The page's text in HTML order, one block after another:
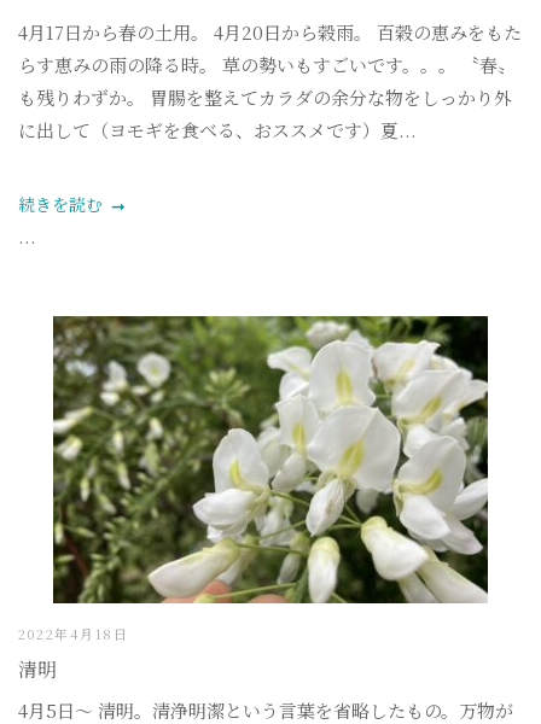
4月17日から春の土用。 4月20日から穀雨。 百穀の恵みをもた
らす恵みの雨の降る時。 草の勢いもすごいです。。。 〝春〟
も残りわずか。 胃腸を整えてカラダの余分な物をしっかり外
に出して（ヨモギを食べる、おススメです）夏...
続きを読む
...
2022年4月18日
清明
4月5日〜 清明。清浄明潔という言葉を省略したもの。万物が